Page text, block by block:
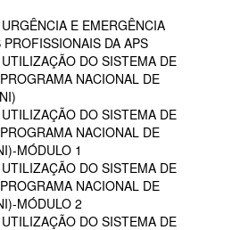
E EMERGÊNCIA
PROFISSIONAIS DA APS
DO SISTEMA DE
NACIONAL DE
DO SISTEMA DE
NACIONAL DE
MÓDULO 1
DO SISTEMA DE
NACIONAL DE
MÓDULO 2
DO SISTEMA DE